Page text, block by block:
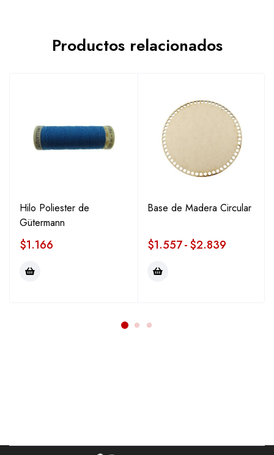
Productos relacionados
Hilo Poliester de
Gütermann
$1.166
Base de Madera Circular
$1.557-$2.839